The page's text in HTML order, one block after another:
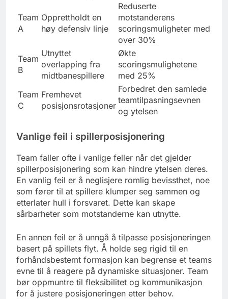
Team
A
Opprettholdt en
høy defensiv linje
Reduserte
motstanderens
scoringsmuligheter med
over 30%
Team
B
Utnyttet
overlapping fra
midtbanespillere
Økte
scoringsmulighetene
med 25%
Team
C
Fremhevet
posisjonsrotasjoner
Forbedret den samlede
teamtilpasningsevnen
og ytelsen
Vanlige feil i spillerposisjonering
Team faller ofte i vanlige feller når det gjelder
spillerposisjonering som kan hindre ytelsen deres.
En vanlig feil er å neglisjere romlig bevissthet, noe
som fører til at spillere klumper seg sammen og
etterlater hull i forsvaret. Dette kan skape
sårbarheter som motstanderne kan utnytte.
En annen feil er å unngå å tilpasse posisjoneringen
basert på spillets flyt. Å holde seg rigid til en
forhåndsbestemt formasjon kan begrense et teams
evne til å reagere på dynamiske situasjoner. Team
bør oppmuntre til fleksibilitet og kommunikasjon
for å justere posisjoneringen etter behov.